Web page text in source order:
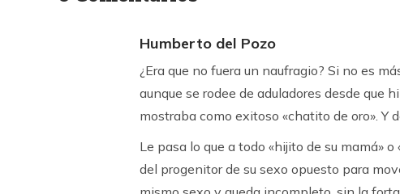
Humberto del Pozo
¿Era que no fuera un naufragio? Si no es
aunque se rodee de aduladores desde que
mostraba como exitoso «chatito de oro». Y
Le pasa lo que a todo «hijito de su mamá»
del progenitor de su sexo opuesto para